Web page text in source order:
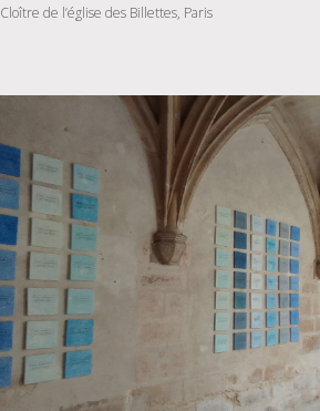
Cloître de l’église des Billettes, Paris